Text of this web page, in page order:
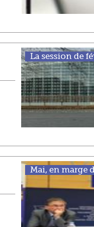
La session de
Mai, en marge